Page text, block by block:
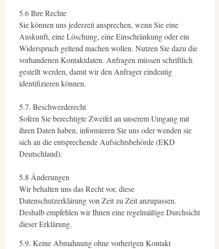
5.6 Ihre Rechte
Sie können uns jederzeit ansprechen, wenn Sie eine
Auskunft, eine Löschung, eine Einschränkung oder ein
Widerspruch geltend machen wollen. Nutzen Sie dazu die
vorhandenen Kontaktdaten. Anfragen müssen schriftlich
gestellt werden, damit wir den Anfrager eindeutig
identifizieren können.
5.7. Beschwerderecht
Sofern Sie berechtigte Zweifel an unserem Umgang mit
ihren Daten haben, informieren Sie uns oder wenden sie
sich an die entsprechende Aufsichtsbehörde (EKD
Deutschland).
5.8 Änderungen
Wir behalten uns das Recht vor, diese
Datenschutzerklärung von Zeit zu Zeit anzupassen.
Deshalb empfehlen wir Ihnen eine regelmäßige Durchsicht
dieser Erklärung.
5.9. Keine Abmahnung ohne vorherigen Kontakt